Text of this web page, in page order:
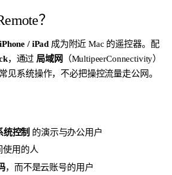
？
iPhone / iPad 成为附近 Mac 的遥控器。配
，通过 局域网
（MultipeerConnectivity）
见系统操作，不必把操控流量走公网。
统控制 的演示与办公用户
使用的人
，而不是云账号的用户